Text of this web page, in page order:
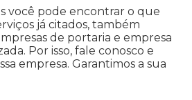
você pode encontrar o que
já citados, também
de portaria e empresa
Por isso, fale conosco e
empresa. Garantimos a sua